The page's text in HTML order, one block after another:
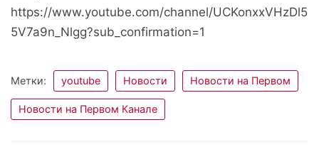
https://www.youtube.com/channel/UCKonxxVHzDl5
5V7a9n_Nlgg?sub_confirmation=1
Метки: youtube Новости Новости на Первом
Новости на Первом Канале